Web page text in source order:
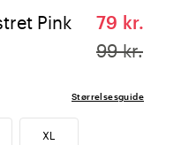
Pink
79 kr.
99 kr.
Størrelsesguide
XL